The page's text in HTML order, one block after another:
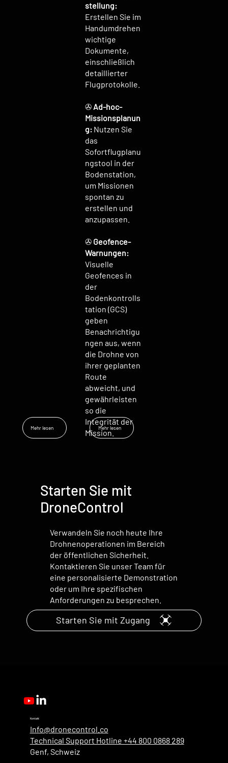
Mehr lesen
stellung:
Erstellen Sie im
Handumdrehen
wichtige
Dokumente,
einschließlich
detaillierter
Flugprotokolle.
✇Ad-hoc-
Missionsplanun
g: Nutzen Sie
das
Sofortflugplanu
ngstool in der
Bodenstation,
um Missionen
spontan zu
erstellen und
anzupassen.
✇ Geofence-
Warnungen:
Visuelle
Geofences in
der
Bodenkontrolls
tation (GCS)
geben
Benachrichtigu
ngen aus, wenn
die Drohne von
ihrer geplanten
Route
abweicht, und
gewährleisten
so die
Integrität der
Mission.
Mehr lesen
Starten Sie mit
DroneControl
Starten Sie mit Zugang
Verwandeln Sie noch heute Ihre
Drohnenoperationen im Bereich
der öffentlichen Sicherheit.
Kontaktieren Sie unser Team für
eine personalisierte Demonstration
oder um Ihre spezifischen
Anforderungen zu besprechen.
Kontakt
Info@dronecontrol.co
Technical Support Hotline +44 800 0868 289
Genf, Schweiz